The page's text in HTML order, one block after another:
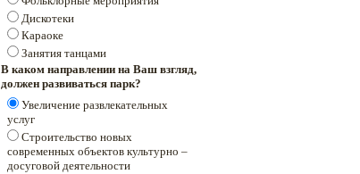
Дискотеки
Караоке
Занятия танцами
В каком направлении на Ваш взгляд,
должен развиваться парк?
Увеличение развлекательных
услуг
Строительство новых
современных объектов культурно –
досуговой деятельности